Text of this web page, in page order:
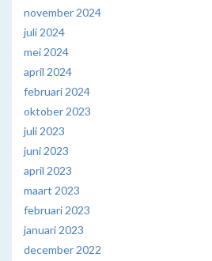
november 2024
juli 2024
mei 2024
april 2024
februari 2024
oktober 2023
juli 2023
juni 2023
april 2023
maart 2023
februari 2023
januari 2023
december 2022